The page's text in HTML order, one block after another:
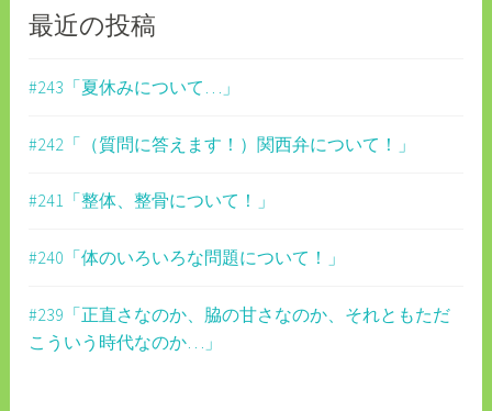
最近の投稿
#243「夏休みについて…」
#242「（質問に答えます！）関西弁について！」
#241「整体、整骨について！」
#240「体のいろいろな問題について！」
#239「正直さなのか、脇の甘さなのか、それともただ
こういう時代なのか…」